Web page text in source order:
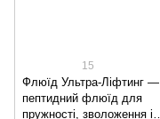
15
Флюїд Ультра-Ліфтинг —
пептидний флюїд для
пружності, зволоження і